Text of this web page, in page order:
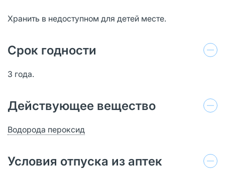
Хранить в недоступном для детей месте.
Срок годности
3 года.
Действующее вещество
Водорода пероксид
Условия отпуска из аптек